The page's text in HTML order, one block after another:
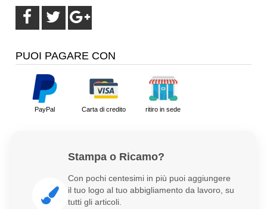
PUOI PAGARE CON
PayPal Carta di credito ritiro in sede
Stampa o Ricamo?
Con pochi centesimi in più puoi aggiungere
il tuo logo al tuo abbigliamento da lavoro, su
tutti gli articoli.